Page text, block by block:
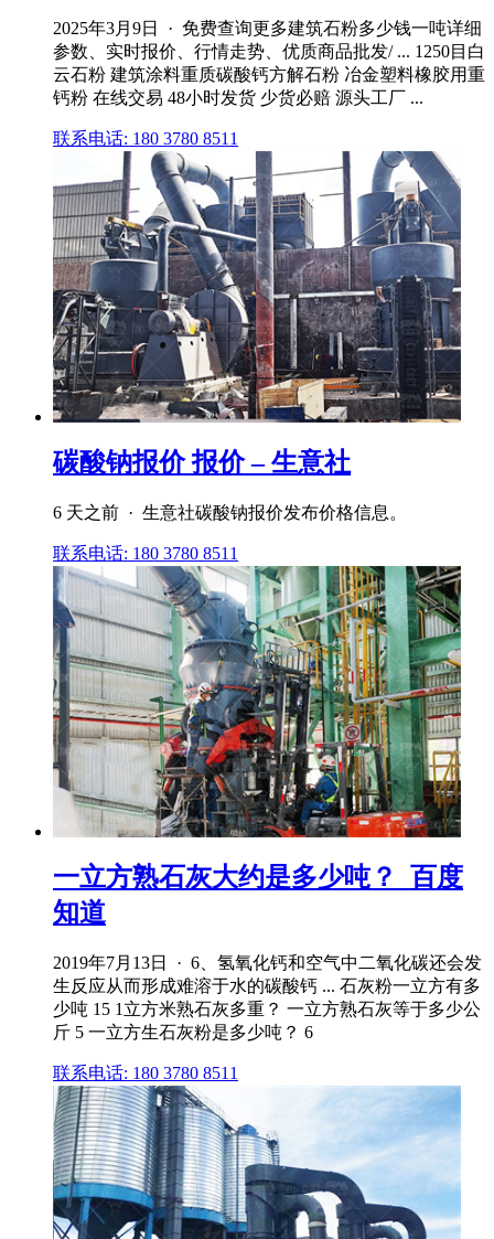
2025年3月9日 · 免费查询更多建筑石粉多少钱一吨详细
参数、实时报价、行情走势、优质商品批发/ ... 1250目白
云石粉 建筑涂料重质碳酸钙方解石粉 冶金塑料橡胶用重
钙粉 在线交易 48小时发货 少货必赔 源头工厂 ...
联系电话: 180 3780 8511
碳酸钠报价 报价 – 生意社
6 天之前 · 生意社碳酸钠报价发布价格信息。
联系电话: 180 3780 8511
一立方熟石灰大约是多少吨？_百度
知道
2019年7月13日 · 6、氢氧化钙和空气中二氧化碳还会发
生反应从而形成难溶于水的碳酸钙 ... 石灰粉一立方有多
少吨 15 1立方米熟石灰多重？ 一立方熟石灰等于多少公
斤 5 一立方生石灰粉是多少吨？ 6
联系电话: 180 3780 8511